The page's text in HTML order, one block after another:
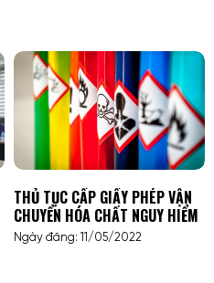
THỦ TỤC CẤP GIẤY PHÉP VẬN
CHUYỂN HÓA CHẤT NGUY HIỂM
Ngày đăng: 11/05/2022